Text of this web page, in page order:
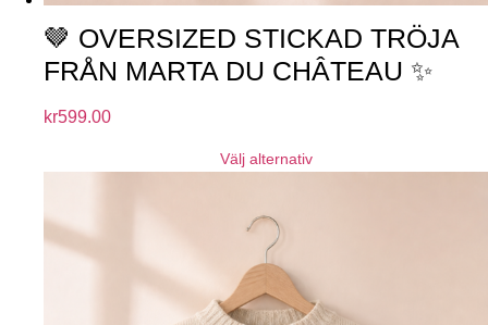
🤎 OVERSIZED STICKAD TRÖJA
FRÅN MARTA DU CHÂTEAU ✨
kr599.00
Välj alternativ